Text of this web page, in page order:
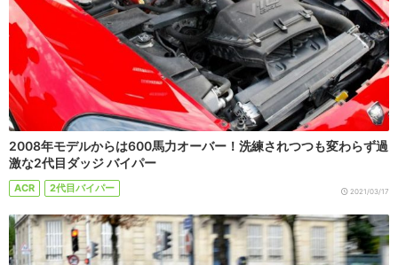
2008年モデルからは600馬力オーバー！洗練されつつも変わらず過
激な2代目ダッジ バイパー
ACR 2代目バイパー 2021/03/17